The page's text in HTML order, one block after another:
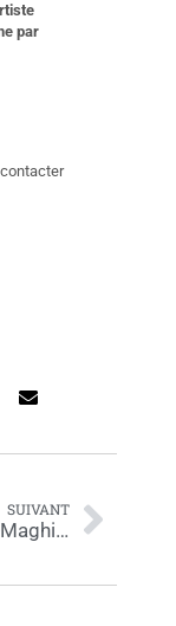
par
SUIVANT
JP Bertin-Maghit – Saint Severin (Paris) – 50×50 encadré